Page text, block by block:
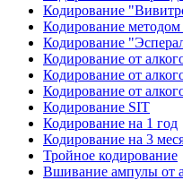
Кодирование
Кодирование
Кодирование
Кодирование от
Кодирование от
Кодирование от
Кодирование SIT
Кодирование на 1 год
Кодирование на 3
Тройное кодирование
Вшивание ампулы от